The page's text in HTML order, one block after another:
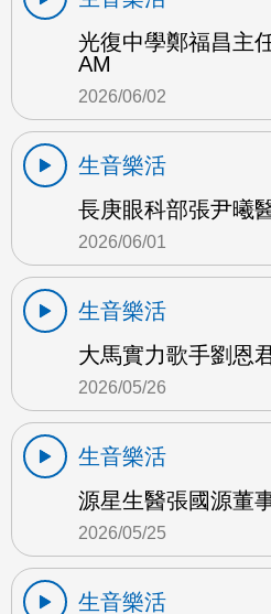
光復中學鄭福昌主
AM
2026/06/02
生音樂活
長庚眼科部張尹曦
2026/06/01
生音樂活
大馬實力歌手劉恩
2026/05/26
生音樂活
源星生醫張國源董
2026/05/25
生音樂活